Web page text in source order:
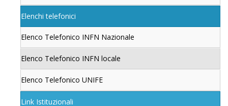
Elenchi telefonici
Elenco Telefonico INFN Nazionale
Elenco Telefonico INFN locale
Elenco Telefonico UNIFE
Link Istituzionali